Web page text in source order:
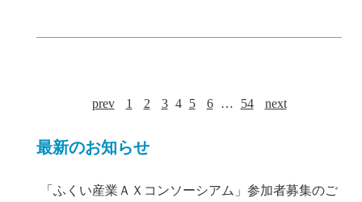
prev 1 2 3 4 5 6 … 54 next
最新のお知らせ
「ふくい産業ＡＸコンソーシアム」参加者募集のご